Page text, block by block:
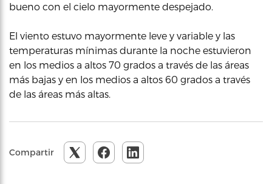
bueno con el cielo mayormente despejado.
El viento estuvo mayormente leve y variable y las
temperaturas mínimas durante la noche estuvieron
en los medios a altos 70 grados a través de las áreas
más bajas y en los medios a altos 60 grados a través
de las áreas más altas.
Compartir